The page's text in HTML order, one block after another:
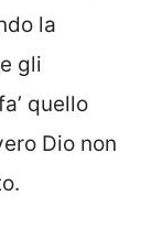
la
gli
quello
Dio non